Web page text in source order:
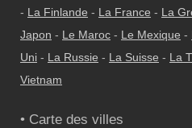
- La Finlande - La France - La
Japon - Le Maroc - Le Mexique -
Uni - La Russie - La Suisse - La
Vietnam
• Carte des villes